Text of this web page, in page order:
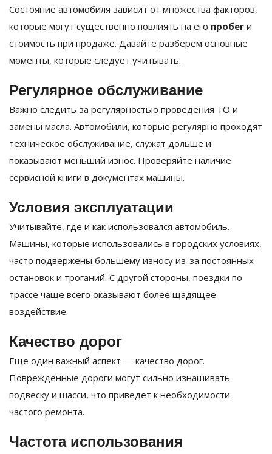
Состояние автомобиля зависит от множества факторов,
которые могут существенно повлиять на его пробег и
стоимость при продаже. Давайте разберем основные
моменты, которые следует учитывать.
Регулярное обслуживание
Важно следить за регулярностью проведения ТО и
замены масла. Автомобили, которые регулярно проходят
техническое обслуживание, служат дольше и
показывают меньший износ. Проверяйте наличие
сервисной книги в документах машины.
Условия эксплуатации
Учитывайте, где и как использовался автомобиль.
Машины, которые использовались в городских условиях,
часто подвержены большему износу из-за постоянных
остановок и троганий. С другой стороны, поездки по
трассе чаще всего оказывают более щадящее
воздействие.
Качество дорог
Еще один важный аспект — качество дорог.
Поврежденные дороги могут сильно изнашивать
подвеску и шасси, что приведет к необходимости
частого ремонта.
Частота использования